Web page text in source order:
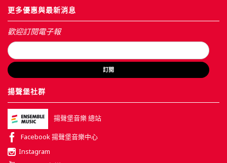
更多優惠與最新消息
歡迎訂閱電子報
訂閱
揚聲堡社群
揚聲堡音樂 總站
Facebook 揚聲堡音樂中心
Instagram